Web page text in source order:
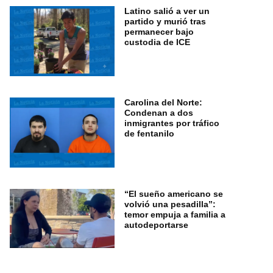
Latino salió a ver un
partido y murió tras
permanecer bajo
custodia de ICE
Carolina del Norte:
Condenan a dos
inmigrantes por tráfico
de fentanilo
“El sueño americano se
volvió una pesadilla”:
temor empuja a familia a
autodeportarse